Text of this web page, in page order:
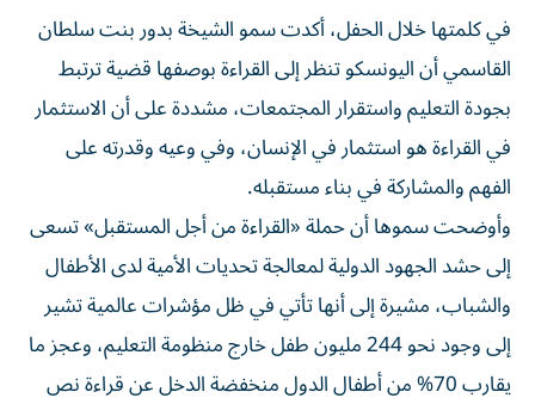
في كلمتها خلال الحفل، أكدت سمو الشيخة بدور بنت سلطان
القاسمي أن اليونسكو تنظر إلى القراءة بوصفها قضية ترتبط
بجودة التعليم واستقرار المجتمعات، مشددة على أن الاستثمار
في القراءة هو استثمار في الإنسان، وفي وعيه وقدرته على
الفهم والمشاركة في بناء مستقبله.
وأوضحت سموها أن حملة «القراءة من أجل المستقبل» تسعى
إلى حشد الجهود الدولية لمعالجة تحديات الأمية لدى الأطفال
والشباب، مشيرة إلى أنها تأتي في ظل مؤشرات عالمية تشير
إلى وجود نحو 244 مليون طفل خارج منظومة التعليم، وعجز ما
يقارب 70% من أطفال الدول منخفضة الدخل عن قراءة نص